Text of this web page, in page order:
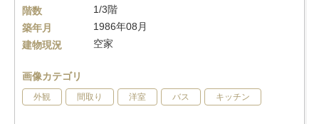
階数
1/3階
築年月
1986年08月
建物現況
空家
画像カテゴリ
外観 間取り 洋室 バス キッチン